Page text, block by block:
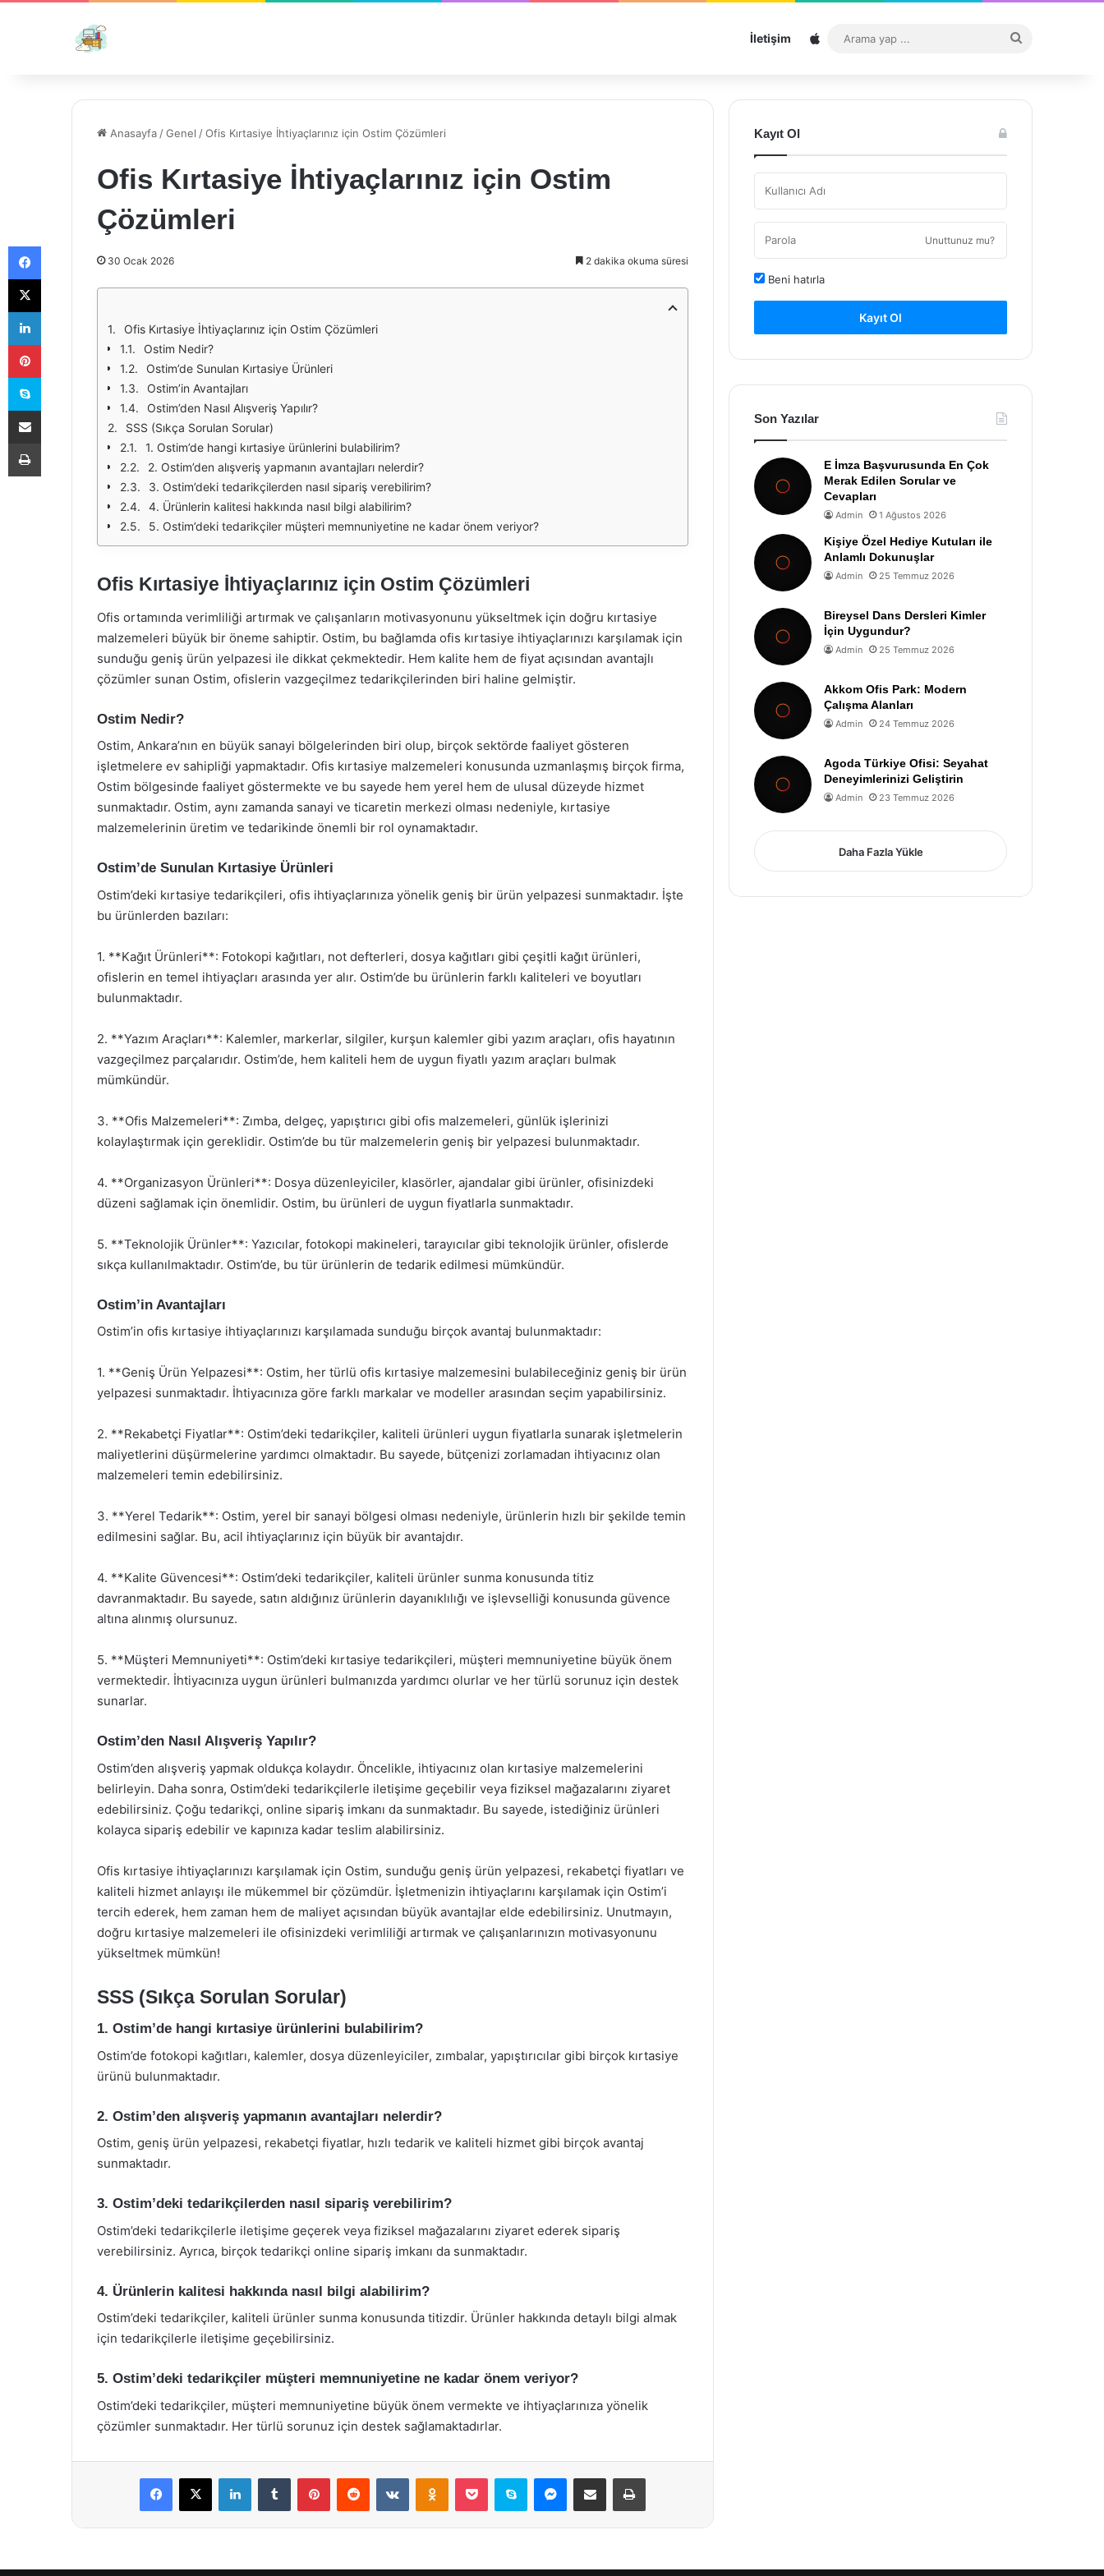
İletişim Sitemap
...
Anasayfa /Genel /Ofis Kırtasiye İhtiyaçlarınız için Ostim Çözümleri
Ofis Kırtasiye İhtiyaçlarınız için Ostim
Çözümleri
30 Ocak 2026 2 dakika okuma süresi
Ofis Kırtasiye İhtiyaçlarınız için Ostim Çözümleri
Ostim Nedir?
Ostim’de Sunulan Kırtasiye Ürünleri
Ostim’in Avantajları
Ostim’den Nasıl Alışveriş Yapılır?
SSS (Sıkça Sorulan Sorular)
1. Ostim’de hangi kırtasiye ürünlerini bulabilirim?
2. Ostim’den alışveriş yapmanın avantajları nelerdir?
3. Ostim’deki tedarikçilerden nasıl sipariş verebilirim?
4. Ürünlerin kalitesi hakkında nasıl bilgi alabilirim?
5. Ostim’deki tedarikçiler müşteri memnuniyetine ne kadar önem veriyor?
Ofis Kırtasiye İhtiyaçlarınız için Ostim Çözümleri
Ofis ortamında verimliliği artırmak ve çalışanların motivasyonunu yükseltmek için doğru kırtasiye
malzemeleri büyük bir öneme sahiptir. Ostim, bu bağlamda ofis kırtasiye ihtiyaçlarınızı karşılamak için
sunduğu geniş ürün yelpazesi ile dikkat çekmektedir. Hem kalite hem de fiyat açısından avantajlı
çözümler sunan Ostim, ofislerin vazgeçilmez tedarikçilerinden biri haline gelmiştir.
Ostim Nedir?
Ostim, Ankara’nın en büyük sanayi bölgelerinden biri olup, birçok sektörde faaliyet gösteren
işletmelere ev sahipliği yapmaktadır. Ofis kırtasiye malzemeleri konusunda uzmanlaşmış birçok firma,
Ostim bölgesinde faaliyet göstermekte ve bu sayede hem yerel hem de ulusal düzeyde hizmet
sunmaktadır. Ostim, aynı zamanda sanayi ve ticaretin merkezi olması nedeniyle, kırtasiye
malzemelerinin üretim ve tedarikinde önemli bir rol oynamaktadır.
Ostim’de Sunulan Kırtasiye Ürünleri
Ostim’deki kırtasiye tedarikçileri, ofis ihtiyaçlarınıza yönelik geniş bir ürün yelpazesi sunmaktadır. İşte
bu ürünlerden bazıları:
1. **Kağıt Ürünleri**: Fotokopi kağıtları, not defterleri, dosya kağıtları gibi çeşitli kağıt ürünleri,
ofislerin en temel ihtiyaçları arasında yer alır. Ostim’de bu ürünlerin farklı kaliteleri ve boyutları
bulunmaktadır.
2. **Yazım Araçları**: Kalemler, markerlar, silgiler, kurşun kalemler gibi yazım araçları, ofis hayatının
vazgeçilmez parçalarıdır. Ostim’de, hem kaliteli hem de uygun fiyatlı yazım araçları bulmak
mümkündür.
3. **Ofis Malzemeleri**: Zımba, delgeç, yapıştırıcı gibi ofis malzemeleri, günlük işlerinizi
kolaylaştırmak için gereklidir. Ostim’de bu tür malzemelerin geniş bir yelpazesi bulunmaktadır.
4. **Organizasyon Ürünleri**: Dosya düzenleyiciler, klasörler, ajandalar gibi ürünler, ofisinizdeki
düzeni sağlamak için önemlidir. Ostim, bu ürünleri de uygun fiyatlarla sunmaktadır.
5. **Teknolojik Ürünler**: Yazıcılar, fotokopi makineleri, tarayıcılar gibi teknolojik ürünler, ofislerde
sıkça kullanılmaktadır. Ostim’de, bu tür ürünlerin de tedarik edilmesi mümkündür.
Ostim’in Avantajları
Ostim’in ofis kırtasiye ihtiyaçlarınızı karşılamada sunduğu birçok avantaj bulunmaktadır:
1. **Geniş Ürün Yelpazesi**: Ostim, her türlü ofis kırtasiye malzemesini bulabileceğiniz geniş bir ürün
yelpazesi sunmaktadır. İhtiyacınıza göre farklı markalar ve modeller arasından seçim yapabilirsiniz.
2. **Rekabetçi Fiyatlar**: Ostim’deki tedarikçiler, kaliteli ürünleri uygun fiyatlarla sunarak işletmelerin
maliyetlerini düşürmelerine yardımcı olmaktadır. Bu sayede, bütçenizi zorlamadan ihtiyacınız olan
malzemeleri temin edebilirsiniz.
3. **Yerel Tedarik**: Ostim, yerel bir sanayi bölgesi olması nedeniyle, ürünlerin hızlı bir şekilde temin
edilmesini sağlar. Bu, acil ihtiyaçlarınız için büyük bir avantajdır.
4. **Kalite Güvencesi**: Ostim’deki tedarikçiler, kaliteli ürünler sunma konusunda titiz
davranmaktadır. Bu sayede, satın aldığınız ürünlerin dayanıklılığı ve işlevselliği konusunda güvence
altına alınmış olursunuz.
5. **Müşteri Memnuniyeti**: Ostim’deki kırtasiye tedarikçileri, müşteri memnuniyetine büyük önem
vermektedir. İhtiyacınıza uygun ürünleri bulmanızda yardımcı olurlar ve her türlü sorunuz için destek
sunarlar.
Ostim’den Nasıl Alışveriş Yapılır?
Ostim’den alışveriş yapmak oldukça kolaydır. Öncelikle, ihtiyacınız olan kırtasiye malzemelerini
belirleyin. Daha sonra, Ostim’deki tedarikçilerle iletişime geçebilir veya fiziksel mağazalarını ziyaret
edebilirsiniz. Çoğu tedarikçi, online sipariş imkanı da sunmaktadır. Bu sayede, istediğiniz ürünleri
kolayca sipariş edebilir ve kapınıza kadar teslim alabilirsiniz.
Ofis kırtasiye ihtiyaçlarınızı karşılamak için Ostim, sunduğu geniş ürün yelpazesi, rekabetçi fiyatları ve
kaliteli hizmet anlayışı ile mükemmel bir çözümdür. İşletmenizin ihtiyaçlarını karşılamak için Ostim’i
tercih ederek, hem zaman hem de maliyet açısından büyük avantajlar elde edebilirsiniz. Unutmayın,
doğru kırtasiye malzemeleri ile ofisinizdeki verimliliği artırmak ve çalışanlarınızın motivasyonunu
yükseltmek mümkün!
SSS (Sıkça Sorulan Sorular)
1. Ostim’de hangi kırtasiye ürünlerini bulabilirim?
Ostim’de fotokopi kağıtları, kalemler, dosya düzenleyiciler, zımbalar, yapıştırıcılar gibi birçok kırtasiye
ürünü bulunmaktadır.
2. Ostim’den alışveriş yapmanın avantajları nelerdir?
Ostim, geniş ürün yelpazesi, rekabetçi fiyatlar, hızlı tedarik ve kaliteli hizmet gibi birçok avantaj
sunmaktadır.
3. Ostim’deki tedarikçilerden nasıl sipariş verebilirim?
Ostim’deki tedarikçilerle iletişime geçerek veya fiziksel mağazalarını ziyaret ederek sipariş
verebilirsiniz. Ayrıca, birçok tedarikçi online sipariş imkanı da sunmaktadır.
4. Ürünlerin kalitesi hakkında nasıl bilgi alabilirim?
Ostim’deki tedarikçiler, kaliteli ürünler sunma konusunda titizdir. Ürünler hakkında detaylı bilgi almak
için tedarikçilerle iletişime geçebilirsiniz.
5. Ostim’deki tedarikçiler müşteri memnuniyetine ne kadar önem veriyor?
Ostim’deki tedarikçiler, müşteri memnuniyetine büyük önem vermekte ve ihtiyaçlarınıza yönelik
çözümler sunmaktadır. Her türlü sorunuz için destek sağlamaktadırlar.
Facebook
X LinkedInTumblr PinterestReddit VKontakteOdnoklassniki
Pocket Skype Messenger
E-Posta ile paylaş Yazdır
Kayıt Ol
Unuttunuz mu?
Beni hatırla
Kayıt Ol
Son Yazılar
E İmza Başvurusunda En Çok
Merak Edilen Sorular ve
Cevapları
Admin 1 Ağustos 2026
Kişiye Özel Hediye Kutuları ile
Anlamlı Dokunuşlar
Admin 25 Temmuz 2026
Bireysel Dans Dersleri Kimler
İçin Uygundur?
Admin 25 Temmuz 2026
Akkom Ofis Park: Modern
Çalışma Alanları
Admin 24 Temmuz 2026
Agoda Türkiye Ofisi: Seyahat
Deneyimlerinizi Geliştirin
Admin 23 Temmuz 2026
Daha Fazla Yükle
Facebook
X
LinkedIn
Pinterest
Skype
E-Posta ile paylaş